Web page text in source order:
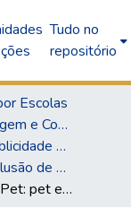
Tudo no
repositório
Escolas
Escola de Linguagem e Comunicação
Faculdade de Publicidade e Propaganda
Trabalho de Conclusão de Curso (TCC)
Campanha Good Pet: pet educado é Good Pet